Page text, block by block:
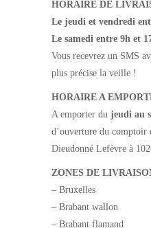
HORAIRE DE
Le jeudi et vendredi
Le samedi entre 9h et
Vous recevrez un SMS
plus précise la veille !
HORAIRE A
A emporter du jeudi au
d’ouverture du comptoir
Dieudonné Lefèvre à
ZONES DE
– Bruxelles
– Brabant wallon
– Brabant flamand